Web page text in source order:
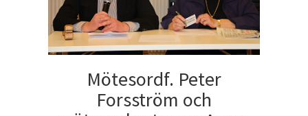
Mötesordf. Peter
Forsström och